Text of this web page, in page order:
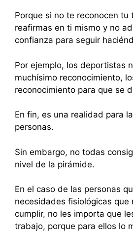
Porque si no te reconocen tu
reafirmas en ti mismo y no
confianza para seguir
Por ejemplo, los deportistas
muchísimo reconocimiento,
reconocimiento para que se
En fin, es una realidad para
personas.
Sin embargo, no todas
nivel de la pirámide.
En el caso de las personas
necesidades fisiológicas que
cumplir, no les importa que
trabajo, porque para ellos lo